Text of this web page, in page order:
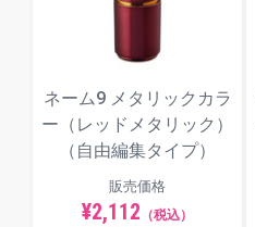
ネーム9 メタリックカラ
ー（レッドメタリック）
（自由編集タイプ）
販売価格
¥2,112 （税込）